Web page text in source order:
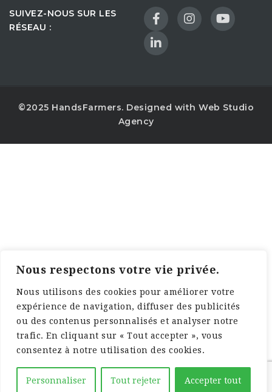
Nous respectons votre vie privée.
Nous utilisons des cookies pour améliorer votre
expérience de navigation, diffuser des publicités
ou des contenus personnalisés et analyser notre
trafic. En cliquant sur « Tout accepter », vous
consentez à notre utilisation des cookies.
Personnaliser Tout rejeter Accepter tout
SUIVEZ-NOUS SUR LES
RÉSEAU :
©2025 HandsFarmers. Designed with Web Studio
Agency